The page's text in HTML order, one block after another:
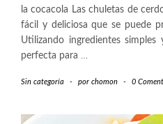
la cocacola Las chuletas de
fácil y deliciosa que se puede
Utilizando ingredientes
perfecta para …
Sin categoría - por chomon - 0